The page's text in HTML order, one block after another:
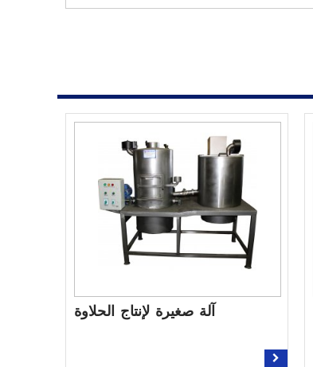
آلة صغيرة لإنتاج الحلاوة